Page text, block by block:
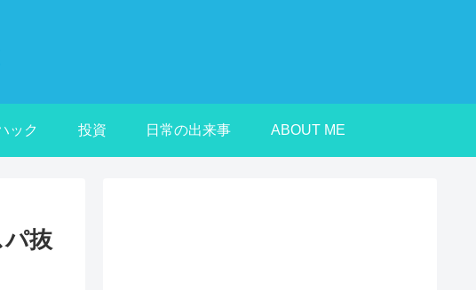
ック 投資 日常の出来事 ABOUT ME
抜